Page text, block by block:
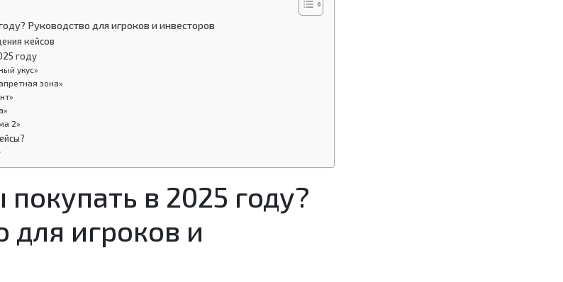
Руководство для игроков и инвесторов
кейсов
году
укус»
зона»
2»
в 2025 году?
для игроков и